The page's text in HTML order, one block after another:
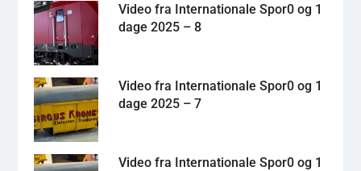
Video fra Internationale Spor0 og 1
dage 2025 – 8
Video fra Internationale Spor0 og 1
dage 2025 – 7
Video fra Internationale Spor0 og 1